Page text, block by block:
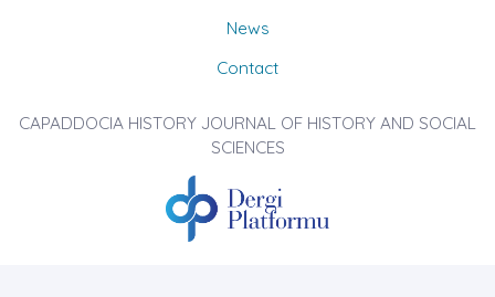
News
Contact
CAPADDOCIA HISTORY JOURNAL OF HISTORY AND SOCIAL
SCIENCES